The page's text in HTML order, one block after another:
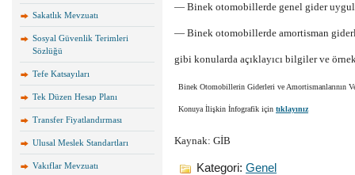
Sakatlık Mevzuatı
Sosyal Güvenlik Terimleri
Sözlüğü
Tefe Katsayıları
Tek Düzen Hesap Planı
Transfer Fiyatlandırması
Ulusal Meslek Standartları
Vakıflar Mevzuatı
— Binek otomobillerde genel gider
— Binek otomobillerde amortisman
gibi konularda açıklayıcı bilgiler ve
Binek Otomobillerin Giderleri ve Amortismanlarının
Konuya İlişkin İnfografik için tıklayınız
Kaynak: GİB
Kategori: Genel